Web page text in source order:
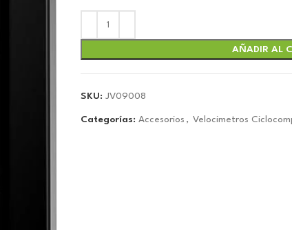
AÑADIR AL
SKU: JV09008
Categorías: Accesorios , Velocimetros